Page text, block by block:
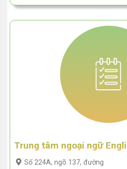
Trung tâm ngoại ngữ
Số 224A, ngõ 137, đường